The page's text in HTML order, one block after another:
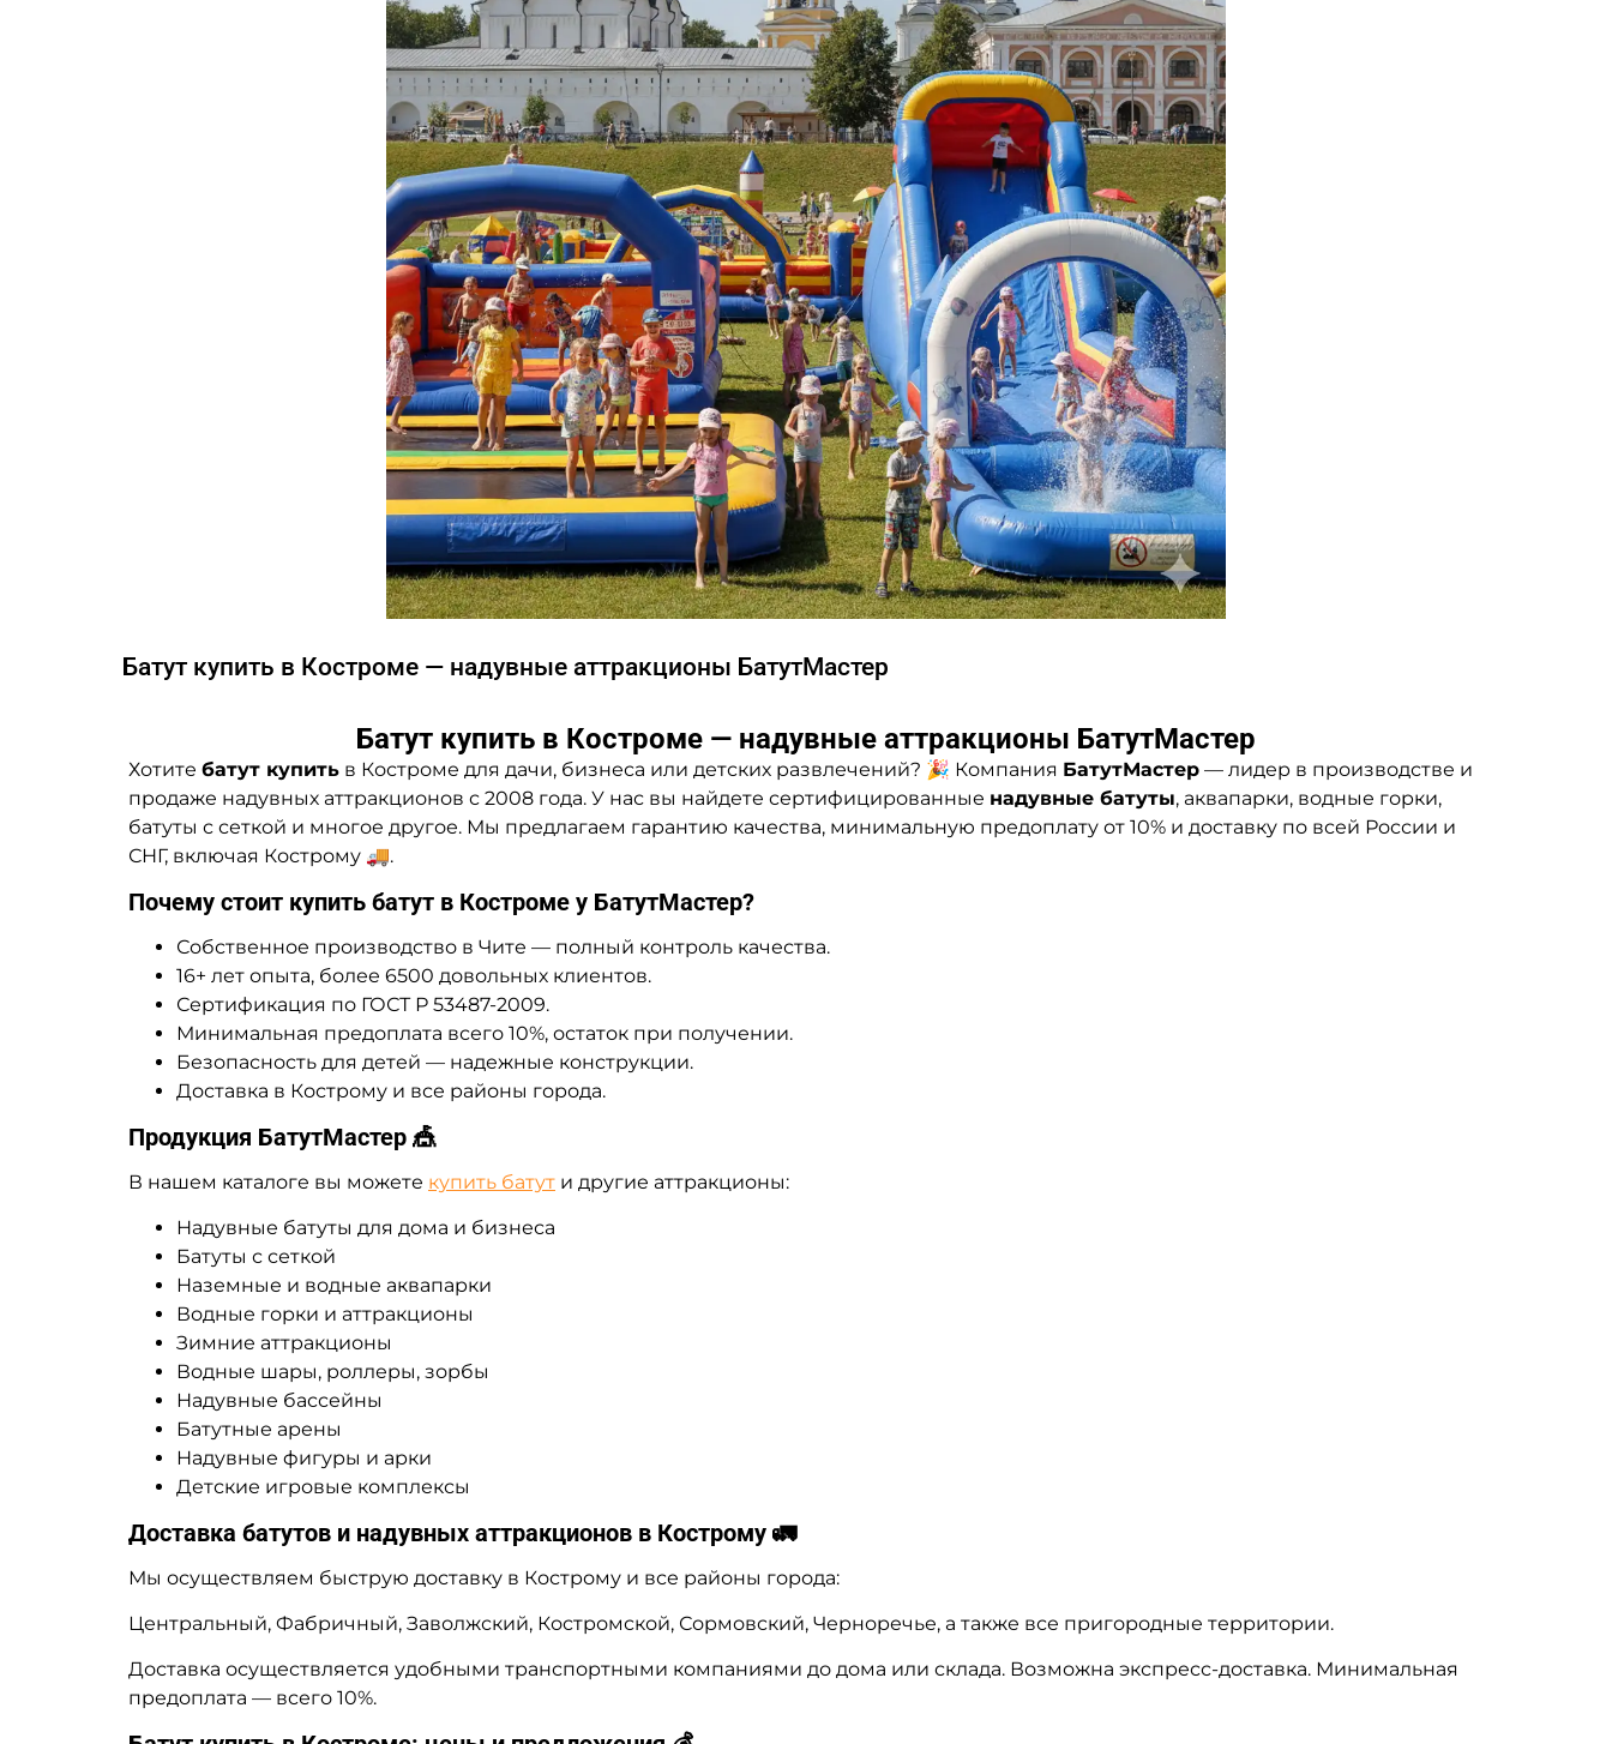
Батут купить в Костроме — надувные аттракционы БатутМастер
Батут купить в Костроме — надувные аттракционы БатутМастер
Хотите батут купить в Костроме для дачи, бизнеса или детских развлечений? 🎉 Компания БатутМастер — лидер в производстве и
продаже надувных аттракционов с 2008 года. У нас вы найдете сертифицированные надувные батуты, аквапарки, водные горки,
батуты с сеткой и многое другое. Мы предлагаем гарантию качества, минимальную предоплату от 10% и доставку по всей России и
СНГ, включая Кострому 🚚.
Почему стоит купить батут в Костроме у БатутМастер?
Собственное производство в Чите — полный контроль качества.
16+ лет опыта, более 6500 довольных клиентов.
Сертификация по ГОСТ Р 53487-2009.
Минимальная предоплата всего 10%, остаток при получении.
Безопасность для детей — надежные конструкции.
Доставка в Кострому и все районы города.
Продукция БатутМастер 🎪
В нашем каталоге вы можете купить батут и другие аттракционы:
Надувные батуты для дома и бизнеса
Батуты с сеткой
Наземные и водные аквапарки
Водные горки и аттракционы
Зимние аттракционы
Водные шары, роллеры, зорбы
Надувные бассейны
Батутные арены
Надувные фигуры и арки
Детские игровые комплексы
Доставка батутов и надувных аттракционов в Кострому 🚛
Мы осуществляем быструю доставку в Кострому и все районы города:
Центральный, Фабричный, Заволжский, Костромской, Сормовский, Черноречье, а также все пригородные территории.
Доставка осуществляется удобными транспортными компаниями до дома или склада. Возможна экспресс-доставка. Минимальная
предоплата — всего 10%.